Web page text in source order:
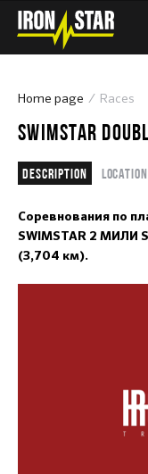
Home page Races
SWIMSTAR
Description Location
Соревнования по
SWIMSTAR 2 МИЛИ
(3,704 км).